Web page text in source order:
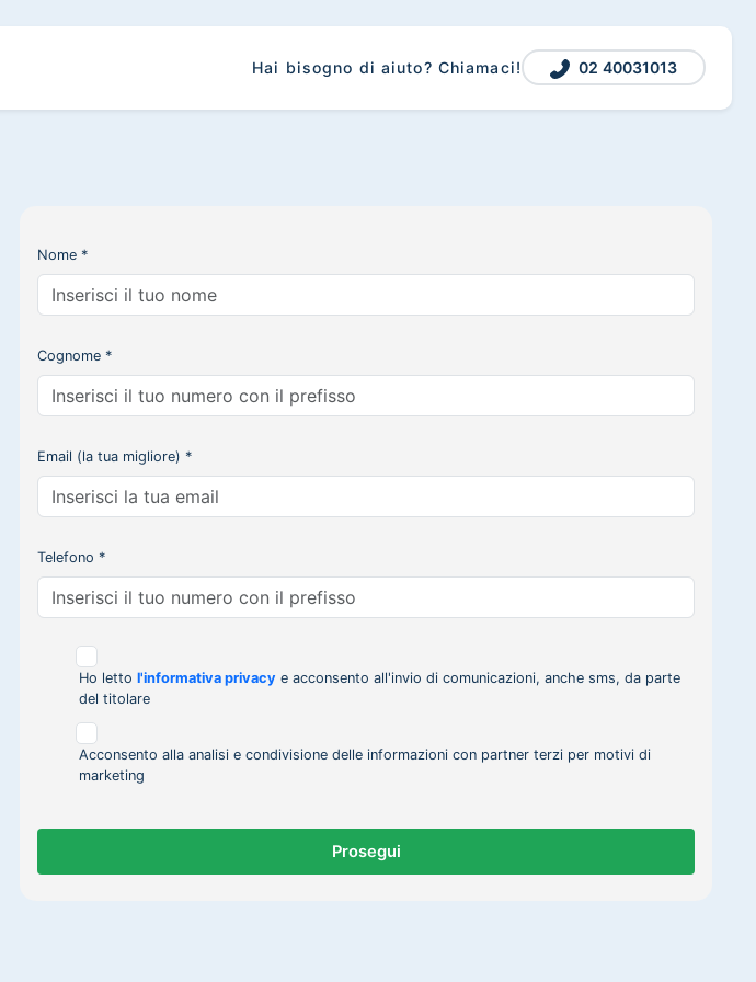
Hai bisogno di aiuto? Chiamaci! 02 40031013
Nome *
Cognome *
Email (la tua migliore) *
Telefono *
Ho letto l'informativa privacy e acconsento all'invio di comunicazioni, anche sms, da parte
del titolare
Acconsento alla analisi e condivisione delle informazioni con partner terzi per motivi di
marketing